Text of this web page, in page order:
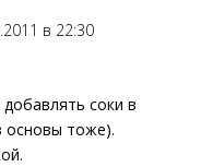
в 22:30
соки в
основы тоже).